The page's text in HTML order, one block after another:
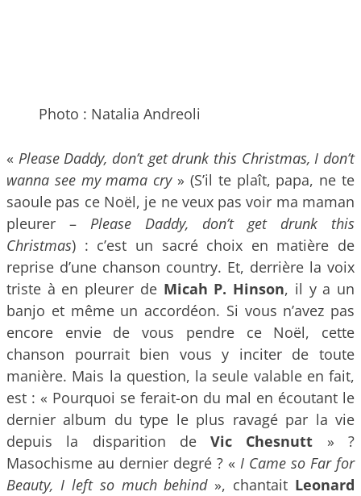
Photo : Natalia Andreoli
« Please Daddy, don’t get drunk this Christmas, I don’t
wanna see my mama cry» (S’il te plaît, papa, ne te
saoule pas ce Noël, je ne veux pas voir ma maman
pleurer – Please Daddy, don’t get drunk this
Christmas) : c’est un sacré choix en matière de
reprise d’une chanson country. Et, derrière la voix
triste à en pleurer de Micah P. Hinson, il y a un
banjo et même un accordéon. Si vous n’avez pas
encore envie de vous pendre ce Noël, cette
chanson pourrait bien vous y inciter de toute
manière. Mais la question, la seule valable en fait,
est : « Pourquoi se ferait-on du mal en écoutant le
dernier album du type le plus ravagé par la vie
depuis la disparition deVic Chesnutt » ?
Masochisme au dernier degré ? « I Came so Far for
Beauty, I left so much behind», chantait Leonard